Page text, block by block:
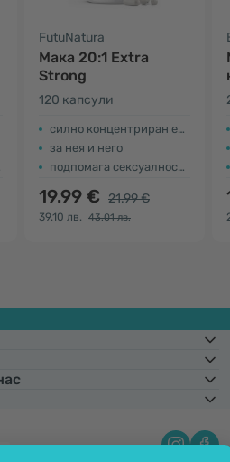
FutuNatura
Мака 20:1 Extra
Strong
120 капсули
силно концентриран екстракт
за нея и него
подпомага сексуалността
19.99 € 21.99 €
39.10 лв. 43.01 лв.